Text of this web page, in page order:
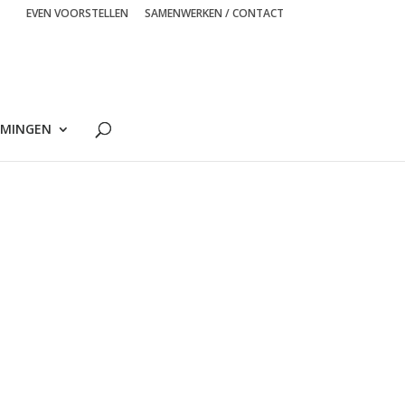
EVEN VOORSTELLEN SAMENWERKEN / CONTACT